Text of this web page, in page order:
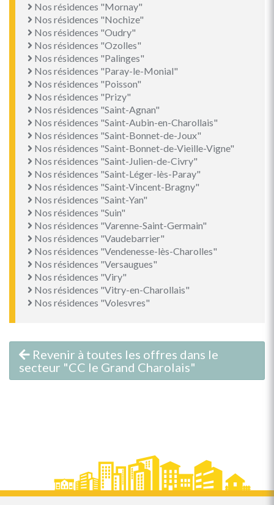
Nos résidences "Mornay"
Nos résidences "Nochize"
Nos résidences "Oudry"
Nos résidences "Ozolles"
Nos résidences "Palinges"
Nos résidences "Paray-le-Monial"
Nos résidences "Poisson"
Nos résidences "Prizy"
Nos résidences "Saint-Agnan"
Nos résidences "Saint-Aubin-en-Charollais"
Nos résidences "Saint-Bonnet-de-Joux"
Nos résidences "Saint-Bonnet-de-Vieille-Vigne"
Nos résidences "Saint-Julien-de-Civry"
Nos résidences "Saint-Léger-lès-Paray"
Nos résidences "Saint-Vincent-Bragny"
Nos résidences "Saint-Yan"
Nos résidences "Suin"
Nos résidences "Varenne-Saint-Germain"
Nos résidences "Vaudebarrier"
Nos résidences "Vendenesse-lès-Charolles"
Nos résidences "Versaugues"
Nos résidences "Viry"
Nos résidences "Vitry-en-Charollais"
Nos résidences "Volesvres"
Revenir à toutes les offres dans le
secteur "CC le Grand Charolais"